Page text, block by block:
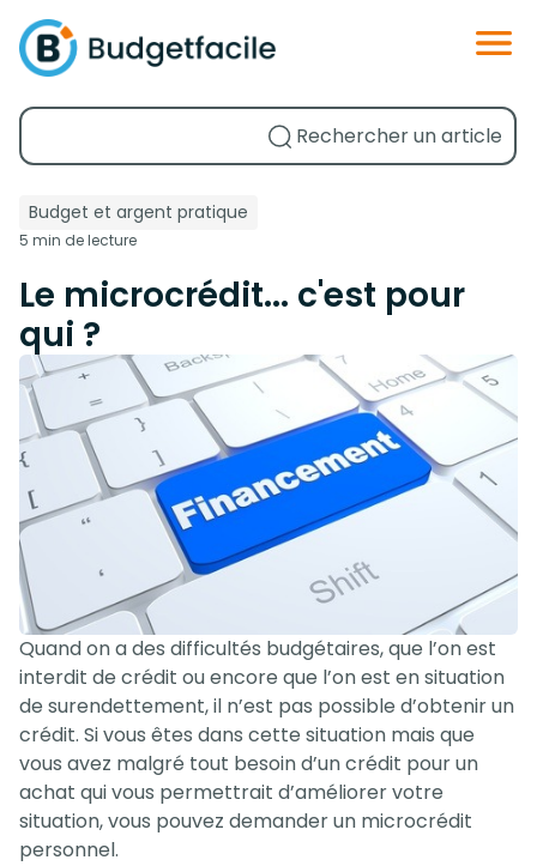
Budget et argent pratique
5 min de lecture
Le microcrédit... c'est pour
qui ?
Quand on a des difficultés budgétaires, que l’on est
interdit de crédit ou encore que l’on est en situation
de surendettement, il n’est pas possible d’obtenir un
crédit. Si vous êtes dans cette situation mais que
vous avez malgré tout besoin d’un crédit pour un
achat qui vous permettrait d’améliorer votre
situation, vous pouvez demander un microcrédit
personnel.